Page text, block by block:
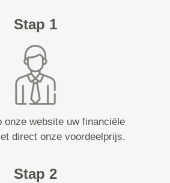
Stap 1
onze website uw financiële
direct onze voordeelprijs.
Stap 2